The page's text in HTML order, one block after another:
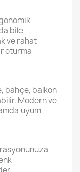
bile
ve rahat
oturma
bahçe, balkon
Modern ve
uyum